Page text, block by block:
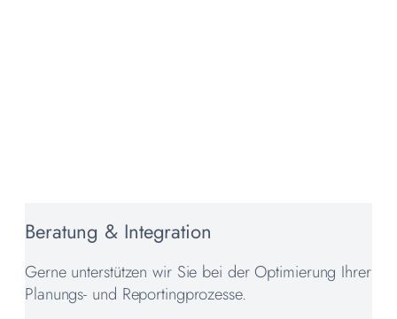
Beratung & Integration
Gerne unterstützen wir Sie bei der Optimierung Ihrer
Planungs- und Reportingprozesse.